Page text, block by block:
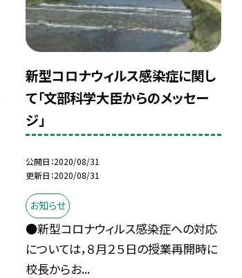
新型コロナウィルス感染症に関し
て「文部科学大臣からのメッセー
ジ」
公開日 2020/08/31
更新日 2020/08/31
お知らせ
●新型コロナウィルス感染症への対応
については，８月２５日の授業再開時に
校長からお...